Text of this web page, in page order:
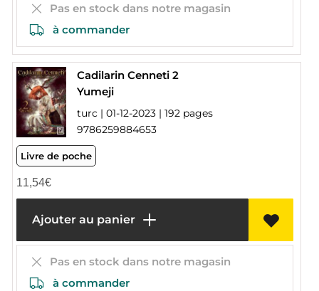
Pas en stock dans notre magasin
à commander
Cadilarin Cenneti 2
Yumeji
turc | 01-12-2023 | 192 pages
9786259884653
Livre de poche
11,54€
Ajouter au panier
Pas en stock dans notre magasin
à commander